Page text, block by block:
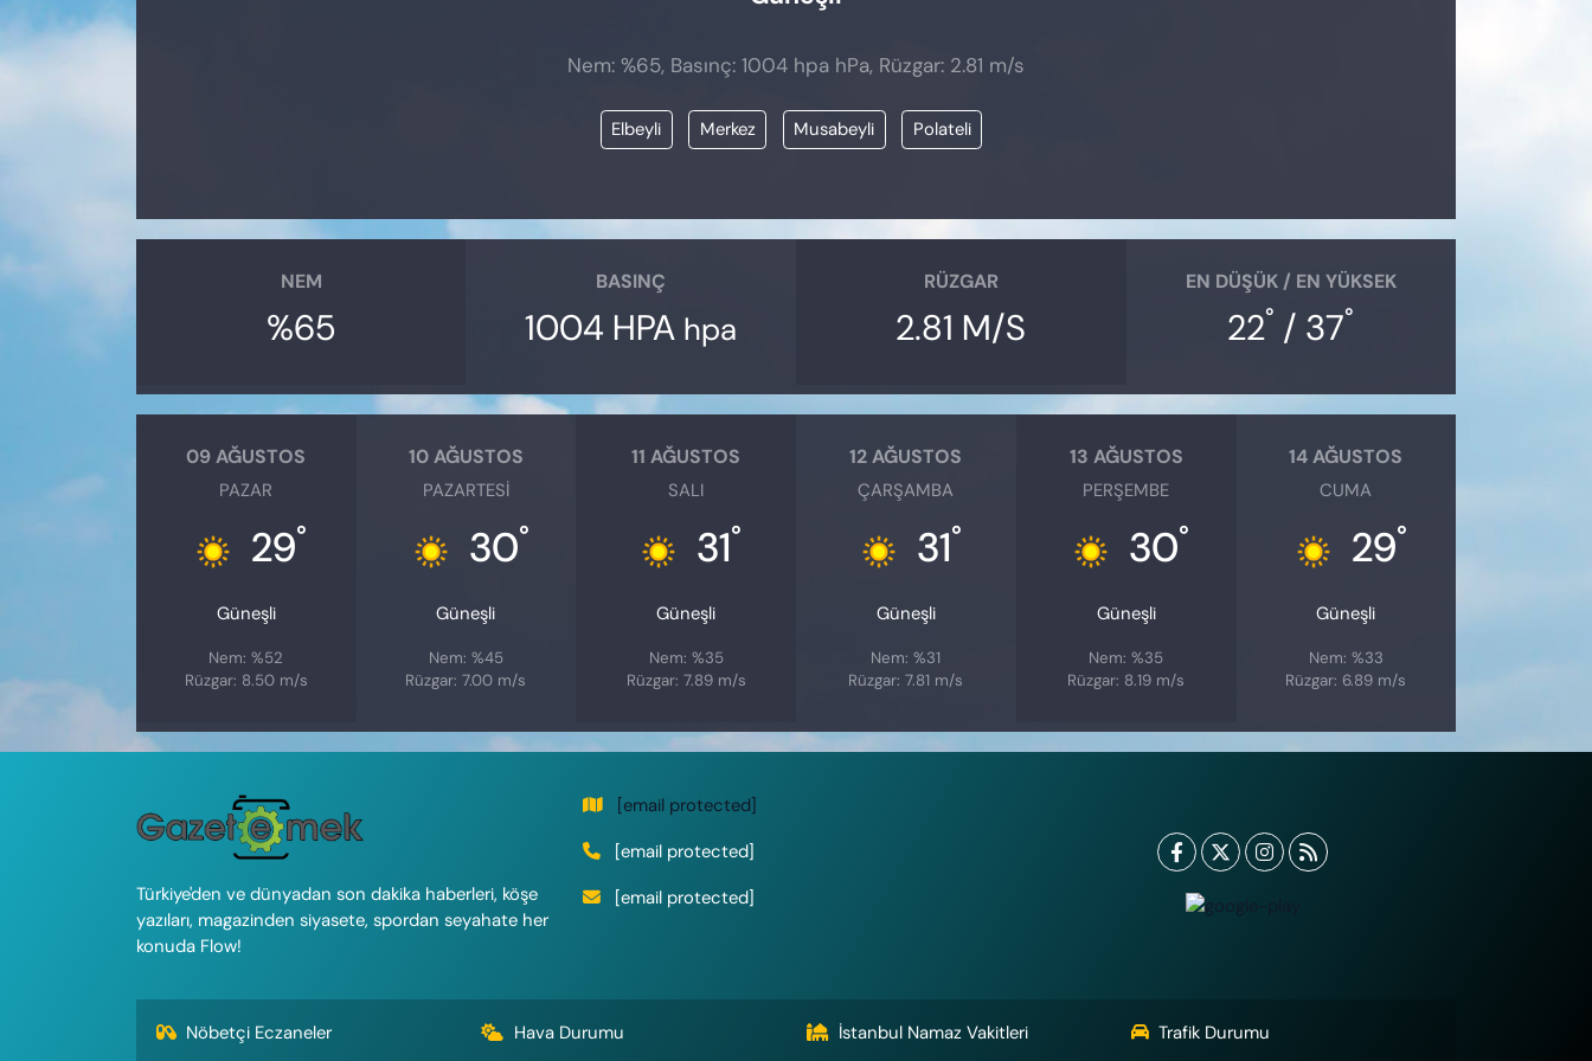
Nem: %65, Basınç: 1004 hpa hPa, Rüzgar: 2.81 m/s
Elbeyli Merkez Musabeyli Polateli
NEM
%65
BASINÇ
1004 HPA hpa
RÜZGAR
2.81 M/S
EN DÜŞÜK / EN YÜKSEK
22° / 37°
09 AĞUSTOS
PAZAR
29°
Güneşli
Nem: %52
Rüzgar: 8.50 m/s
10 AĞUSTOS
PAZARTESI
30°
Güneşli
Nem: %45
Rüzgar: 7.00 m/s
11 AĞUSTOS
SALI
31°
Güneşli
Nem: %35
Rüzgar: 7.89 m/s
12 AĞUSTOS
ÇARŞAMBA
31°
Güneşli
Nem: %31
Rüzgar: 7.81 m/s
13 AĞUSTOS
PERŞEMBE
30°
Güneşli
Nem: %35
Rüzgar: 8.19 m/s
14 AĞUSTOS
CUMA
29°
Güneşli
Nem: %33
Rüzgar: 6.89 m/s
Türkiye'den ve dünyadan son dakika haberleri, köşe
yazıları, magazinden siyasete, spordan seyahate her
konuda Flow!
[email protected]
[email protected]
[email protected]
Nöbetçi Eczaneler Hava Durumu İstanbul Namaz Vakitleri Trafik Durumu
KADIN
VAN VE DİYARBAKIR HABERLERİ